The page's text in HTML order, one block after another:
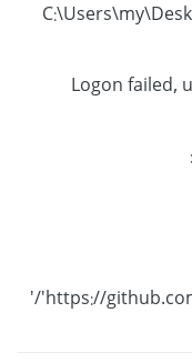
Logon failed,
'https://